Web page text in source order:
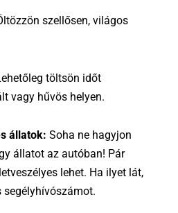
szellősen, világos
töltsön időt
vagy hűvös helyen.
állatok: Soha ne hagyjon
állatot az autóban! Pár
lehet. Ha ilyet lát,
segélyhívószámot.